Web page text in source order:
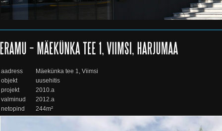
aadress
Mäekünka tee 1, Viimsi
objekt
uusehitis
projekt
2010.a
valminud
2012.a
netopind
244m²